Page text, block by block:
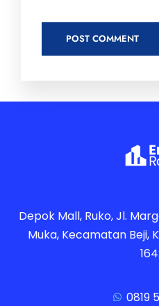
Depok Mall, Ruko, Jl.
Muka, Kecamatan Beji,
0819